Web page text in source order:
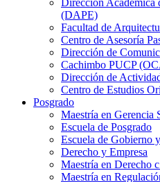
Dirección Académica
(DAPE)
Facultad de
Centro de Asesoría
Dirección de
Cachimbo PUCP
Dirección de
Centro de Estudios
Posgrado
Maestría en Gerencia
Escuela de Posgrado
Escuela de Gobierno
Derecho y Empresa
Maestría en Derecho
Maestría en